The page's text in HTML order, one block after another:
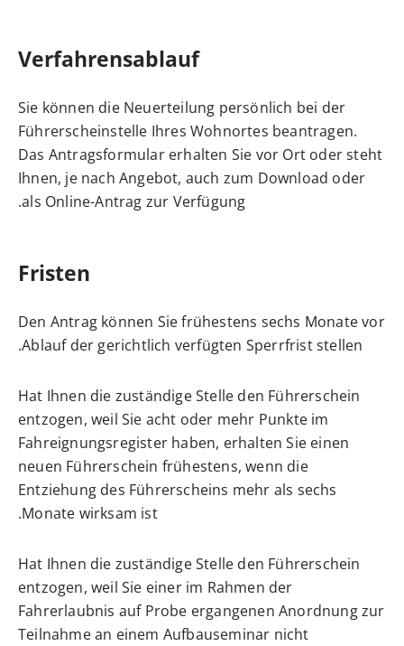
Verfahrensablauf
Sie können die Neuerteilung persönlich bei der
Führerscheinstelle Ihres Wohnortes beantragen.
Das Antragsformular erhalten Sie vor Ort oder steht
Ihnen, je nach Angebot, auch zum Download oder
als Online-Antrag zur Verfügung.
Fristen
Den Antrag können Sie frühestens sechs Monate vor
Ablauf der gerichtlich verfügten Sperrfrist stellen.
Hat Ihnen die zuständige Stelle den Führerschein
entzogen, weil Sie acht oder mehr Punkte im
Fahreignungsregister haben, erhalten Sie einen
neuen Führerschein frühestens, wenn die
Entziehung des Führerscheins mehr als sechs
Monate wirksam ist.
Hat Ihnen die zuständige Stelle den Führerschein
entzogen, weil Sie einer im Rahmen der
Fahrerlaubnis auf Probe ergangenen Anordnung zur
Teilnahme an einem Aufbauseminar nicht